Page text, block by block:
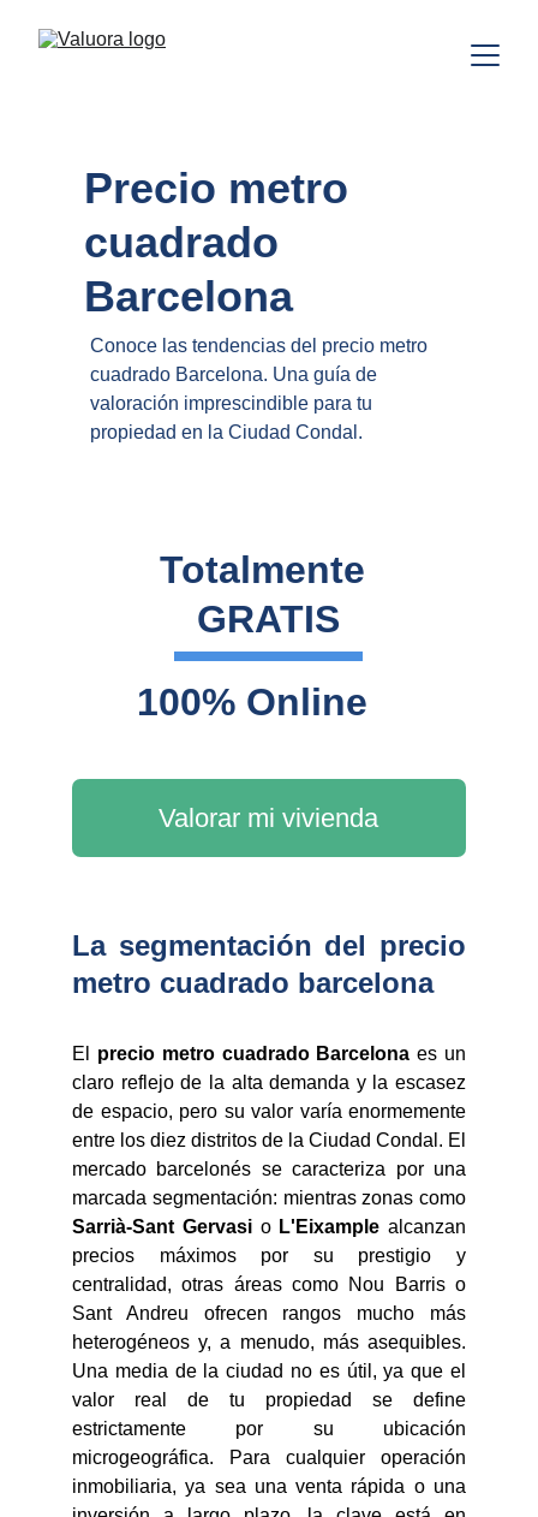
Precio metro
cuadrado
Barcelona
Conoce las tendencias del precio metro
cuadrado Barcelona. Una guía de
valoración imprescindible para tu
propiedad en la Ciudad Condal.
Totalmente
GRATIS
Valorar mi vivienda
100% Online
La segmentación del precio
metro cuadrado barcelona
El precio metro cuadrado Barcelona es un
claro reflejo de la alta demanda y la escasez
de espacio, pero su valor varía enormemente
entre los diez distritos de la Ciudad Condal. El
mercado barcelonés se caracteriza por una
marcada segmentación: mientras zonas como
Sarrià-Sant Gervasio L'Eixample alcanzan
precios máximos por su prestigio y
centralidad, otras áreas como Nou Barris o
Sant Andreu ofrecen rangos mucho más
heterogéneos y, a menudo, más asequibles.
Una media de la ciudad no es útil, ya que el
valor real de tu propiedad se define
estrictamente por su ubicación
microgeográfica. Para cualquier operación
inmobiliaria, ya sea una venta rápida o una